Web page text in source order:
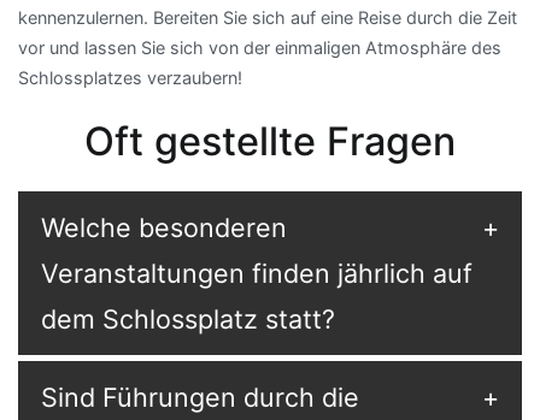
kennenzulernen. Bereiten Sie sich auf eine Reise durch die Zeit
vor und lassen Sie sich von der einmaligen Atmosphäre des
Schlossplatzes verzaubern!
Oft gestellte Fragen
Welche besonderen
Veranstaltungen finden jährlich auf
dem Schlossplatz statt?
Sind Führungen durch die